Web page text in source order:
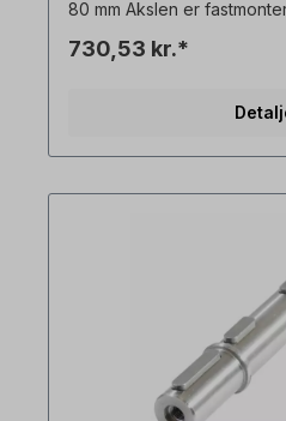
80 mm Akslen er
er uforpligtende
730,53 kr.*